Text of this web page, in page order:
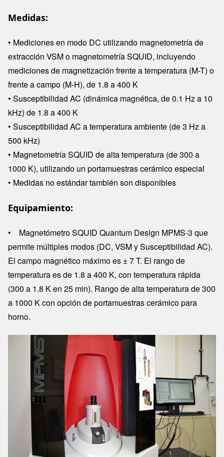
Medidas:
• Mediciones en modo DC utilizando magnetometría de
extracción VSM o magnetometría SQUID, incluyendo
mediciones de magnetización frente a temperatura (M-T) o
frente a campo (M-H), de 1.8 a 400 K
• Susceptibilidad AC (dinámica magnética, de 0.1 Hz a 10
kHz) de 1.8 a 400 K
• Susceptibilidad AC a temperatura ambiente (de 3 Hz a
500 kHz)
• Magnetometría SQUID de alta temperatura (de 300 a
1000 K), utilizando un portamuestras cerámico especial
• Medidas no estándar también son disponibles
Equipamiento:
• Magnetómetro SQUID Quantum Design MPMS-3 que
permite múltiples modos (DC, VSM y Susceptibilidad AC).
El campo magnético máximo es ± 7 T. El rango de
temperatura es de 1.8 a 400 K, con temperatura rápida
(300 a 1.8 K en 25 min). Rango de alta temperatura de 300
a 1000 K con opción de portamuestras cerámico para
horno.